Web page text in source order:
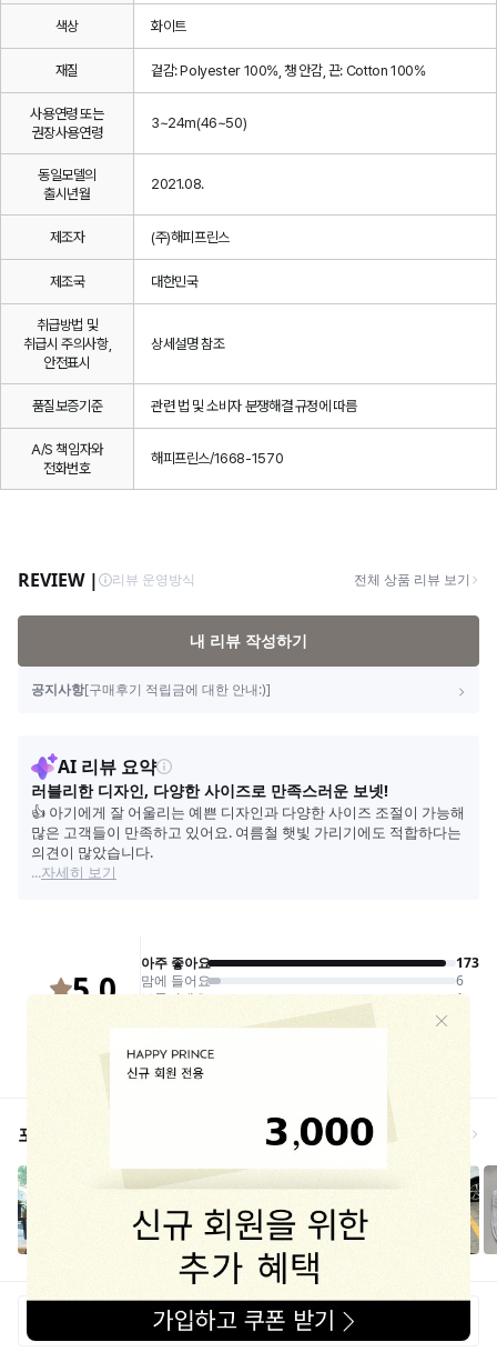
색상 화이트
재질 겉감: Polyester 100%, 챙 안감, 끈: Cotton 100%
사용연령 또는
권장사용연령
3~24m(46~50)
동일모델의
출시년월
2021.08.
제조자 (주)해피프린스
제조국 대한민국
취급방법 및
취급시 주의사항,
안전표시
상세설명 참조
품질보증기준 관련 법 및 소비자 분쟁해결 규정에 따름
A/S 책임자와
전화번호
해피프린스/1668-1570